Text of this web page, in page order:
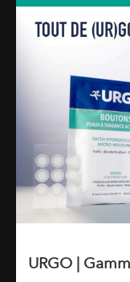
URGO |